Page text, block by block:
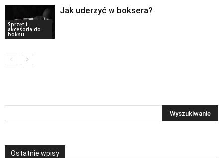
Sprzęt i
akcesoria do
boksu
Jak uderzyć w boksera?
Ostatnie wpisy